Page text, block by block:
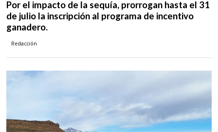
Por el impacto de la sequía, prorrogan hasta el 31
de julio la inscripción al programa de incentivo
ganadero.
Redacción